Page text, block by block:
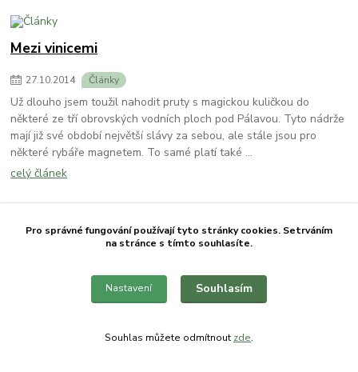
Mezi vinicemi
27.10.2014 Články
Už dlouho jsem toužil nahodit pruty s magickou kuličkou do
některé ze tří obrovských vodních ploch pod Pálavou. Tyto nádrže
mají již své období největší slávy za sebou, ale stále jsou pro
některé rybáře magnetem. To samé platí také ...
celý článek
Neplánovaný výlet
Články
Nastal čas dovolené a tím se naskytlo i více času stráveného na
začalo několik dní dopředu, abychom .....
Pro správné fungování používají tyto stránky cookies. Setrváním
na stránce s tímto souhlasíte.
Nastavení Souhlasím
Souhlas můžete odmítnout zde.